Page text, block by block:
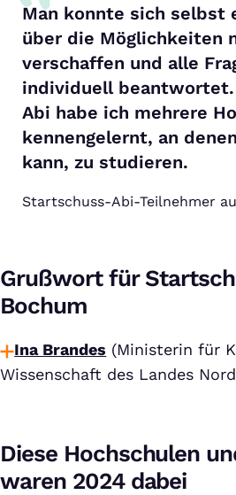
Man konnte sich selbst
über die Möglichkeiten
verschaffen und alle
individuell
Abi habe ich mehrere
kennengelernt, an
kann, zu studieren.
Startschuss-Abi-Teilnehmer
Grußwort für
Bochum
Ina Brandes (Ministerin für
Wissenschaft des Landes
Diese Hochschulen
waren 2024 dabei